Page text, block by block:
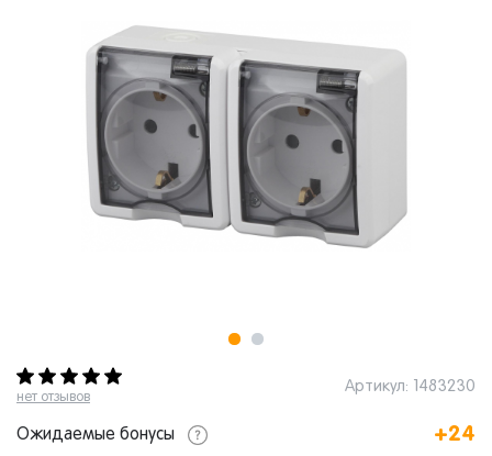
нет отзывов
Артикул: 1483230
Ожидаемые бонусы +24